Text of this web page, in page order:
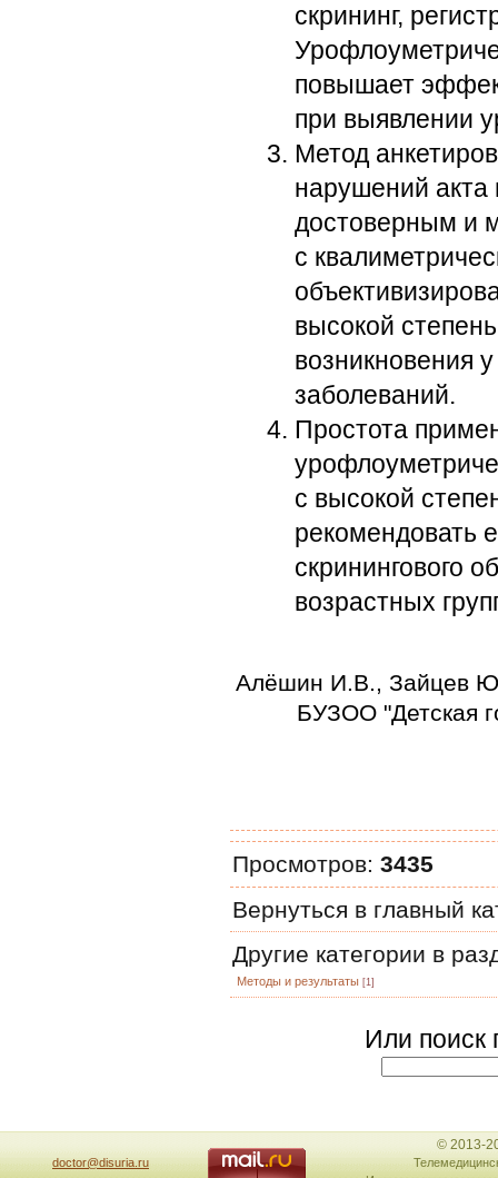
скрининг,
повышает
при выявлении
Метод
нарушений акта
достоверным и
с
высокой
возникновения
заболеваний.
Простота
с высокой
рекомендовать
скринингового
возрастных
Алёшин И.В., Зайцев
БУЗОО "Детская
Просмотров: 3435
Вернуться в главный
Другие категории в
Методы и результаты [1]
Или поиск
doctor@disuria.ru
© 2013-